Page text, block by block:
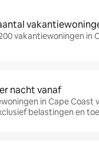
vakantiewoningen in
nacht vanaf
in Cape Coast
belastingen en